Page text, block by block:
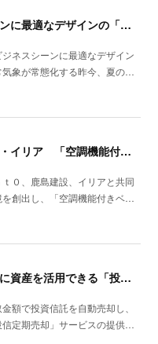
【流 通】青山商事 ビジネスシーンに最適なデザインの「空調ウエア」発売
ネスシーンに最適なデザイン
象が常態化する昨今、夏の…
【流 通】ダイキン工業・鹿島建設・イリア 「空調機能付きベンチ」の事業性を検証
０、鹿島建設、イリアと共同
創出し、「空調機能付きベ…
【流 通】マネックス証券 計画的に資産を活用できる「投信定期売却」の提供開始
額で投資信託を自動売却し、
定期売却」サービスの提供…